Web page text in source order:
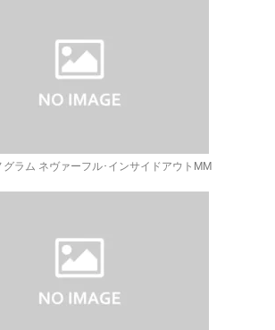
ラム ネヴァーフル･インサイドアウトMM